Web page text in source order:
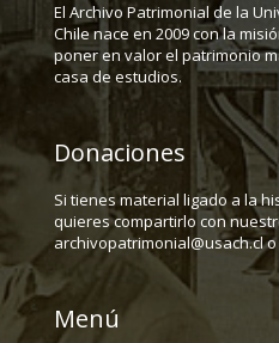
El Archivo Patrimonial de la
Chile nace en 2009 con la
poner en valor el patrimonio
casa de estudios.
Donaciones
Si tienes material ligado a la
quieres compartirlo con
archivopatrimonial@usach.cl
Menú